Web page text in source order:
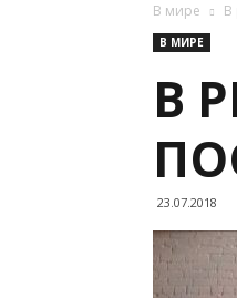
В мире В
В МИРЕ
В
23.07.2018